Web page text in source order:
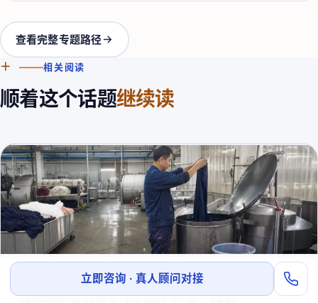
查看完整专题路径
＋
相关阅读
顺着这个话题继续读
立即咨询 · 真人顾问对接